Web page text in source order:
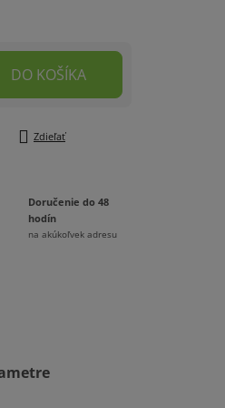
DO KOŠÍKA
Zdieľať
Doručenie do 48
hodín
na akúkoľvek adresu